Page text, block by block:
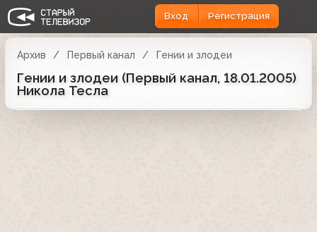
Вход Регистрация
Архив Первый канал Гении и злодеи
Гении и злодеи (Первый канал, 18.01.2005)
Никола Тесла